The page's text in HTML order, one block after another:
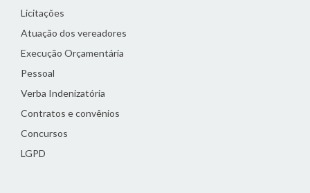
Licitações
Atuação dos vereadores
Execução Orçamentária
Pessoal
Verba Indenizatória
Contratos e convênios
Concursos
LGPD